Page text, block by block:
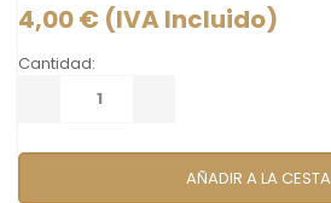
4,00 € (IVA Incluido)
Cantidad:
AÑADIR A LA CESTA